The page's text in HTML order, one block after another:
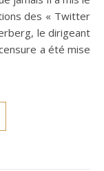
des « Twitter
le dirigeant
a été mise